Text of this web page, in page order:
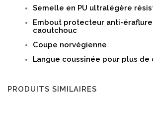
Semelle en PU ultralégère
Embout protecteur anti-
caoutchouc
Coupe norvégienne
Langue coussinée pour plus
PRODUITS SIMILAIRES